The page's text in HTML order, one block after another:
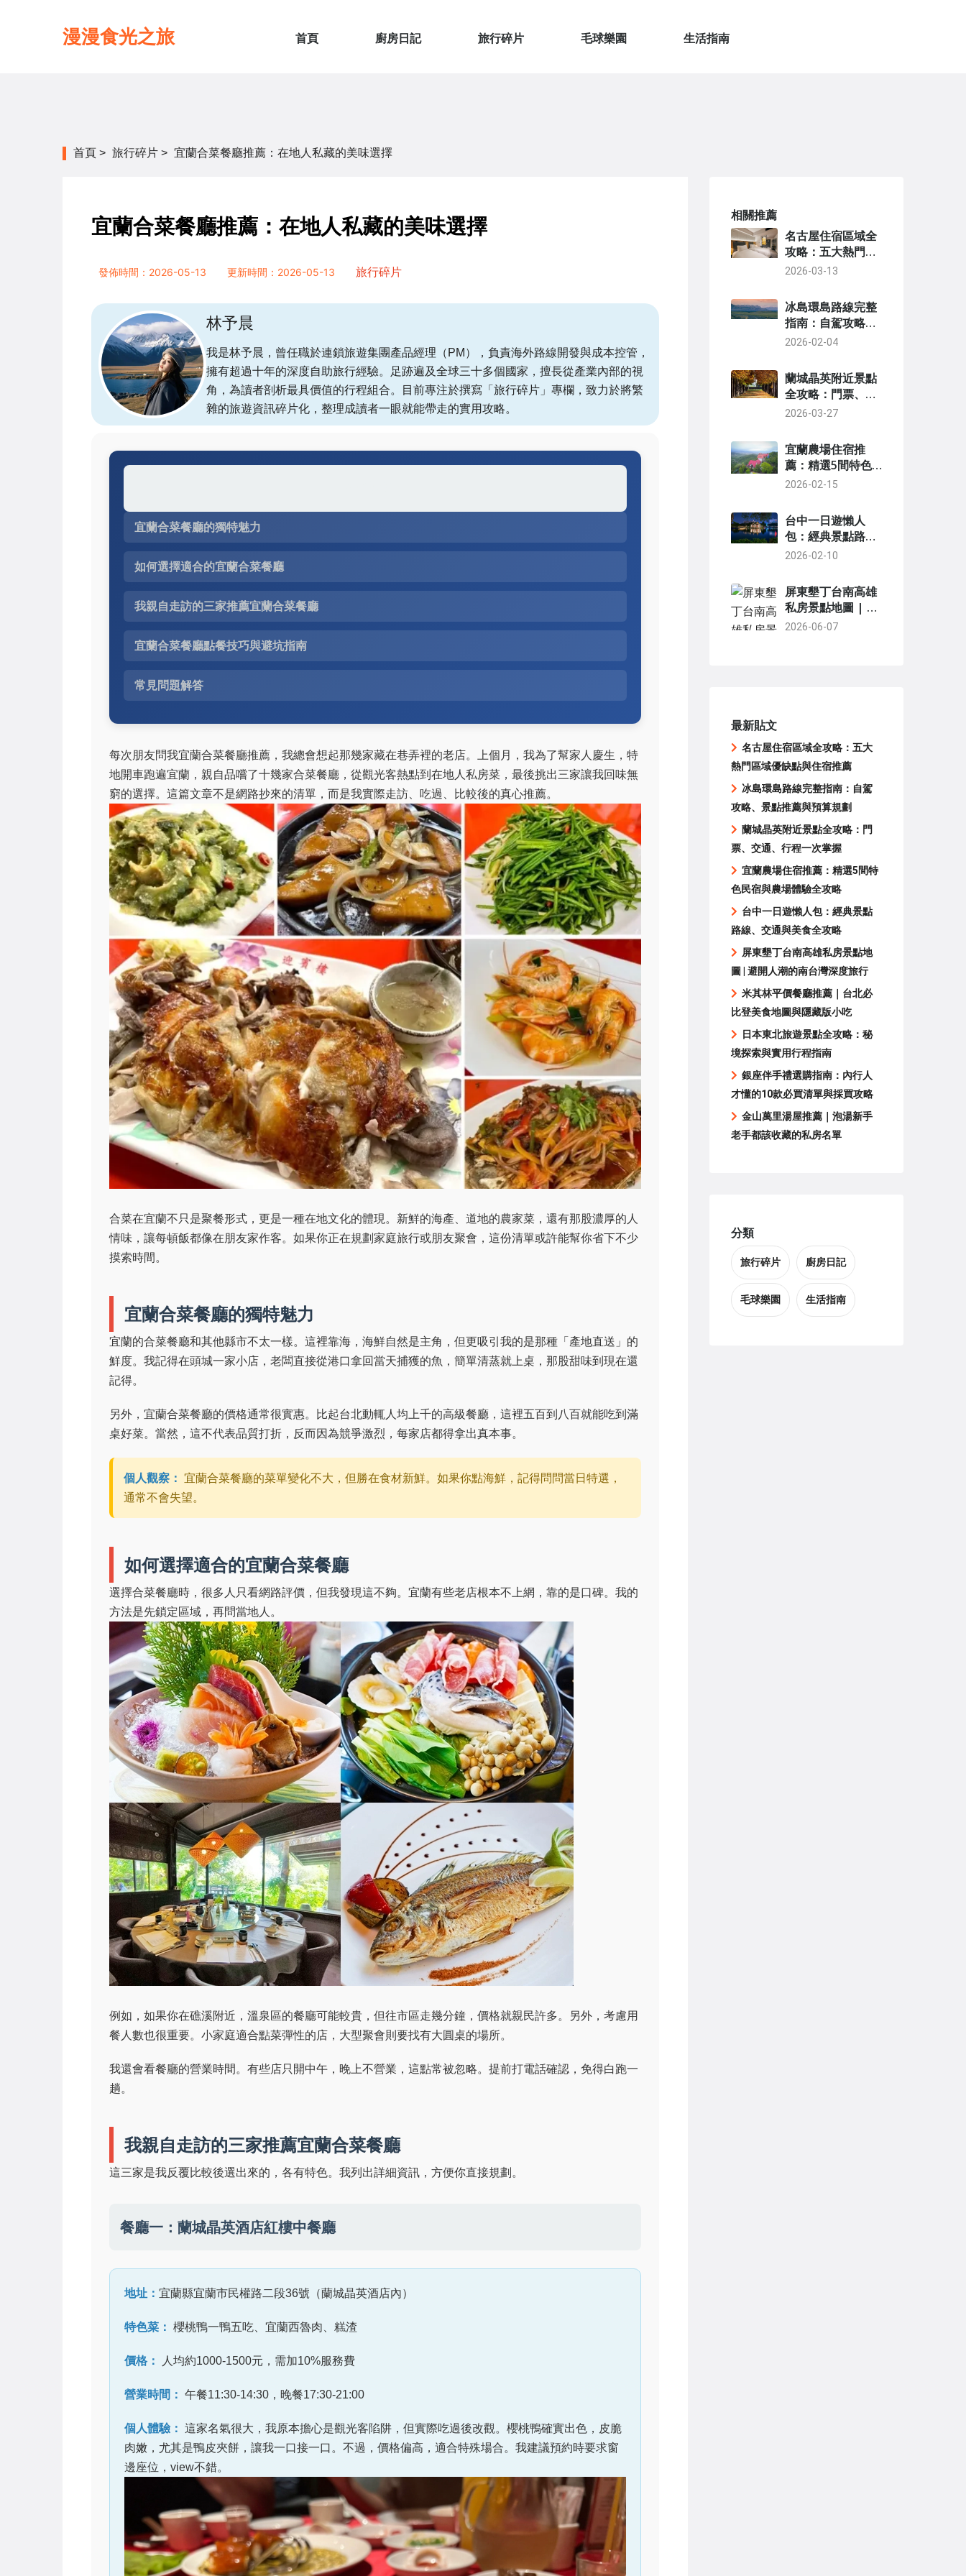
漫漫食光之旅 首頁 廚房日記 旅行碎片 毛球樂園 生活指南
首頁 > 旅行碎片 > 宜蘭合菜餐廳推薦：在地人私藏的美味選擇
宜蘭合菜餐廳推薦：在地人私藏的美味選擇
發佈時間：2026-05-13 更新時間：2026-05-13 旅行碎片
林予晨
我是林予晨，曾任職於連鎖旅遊集團產品經理（PM），負責海外路線開發與成本控管，
擁有超過十年的深度自助旅行經驗。足跡遍及全球三十多個國家，擅長從產業內部的視
角，為讀者剖析最具價值的行程組合。目前專注於撰寫「旅行碎片」專欄，致力於將繁
雜的旅遊資訊碎片化，整理成讀者一眼就能帶走的實用攻略。
宜蘭合菜餐廳的獨特魅力
如何選擇適合的宜蘭合菜餐廳
我親自走訪的三家推薦宜蘭合菜餐廳
宜蘭合菜餐廳點餐技巧與避坑指南
常見問題解答
每次朋友問我宜蘭合菜餐廳推薦，我總會想起那幾家藏在巷弄裡的老店。上個月，我為了幫家人慶生，特
地開車跑遍宜蘭，親自品嚐了十幾家合菜餐廳，從觀光客熱點到在地人私房菜，最後挑出三家讓我回味無
窮的選擇。這篇文章不是網路抄來的清單，而是我實際走訪、吃過、比較後的真心推薦。
合菜在宜蘭不只是聚餐形式，更是一種在地文化的體現。新鮮的海產、道地的農家菜，還有那股濃厚的人
情味，讓每頓飯都像在朋友家作客。如果你正在規劃家庭旅行或朋友聚會，這份清單或許能幫你省下不少
摸索時間。
宜蘭合菜餐廳的獨特魅力
宜蘭的合菜餐廳和其他縣市不太一樣。這裡靠海，海鮮自然是主角，但更吸引我的是那種「產地直送」的
鮮度。我記得在頭城一家小店，老闆直接從港口拿回當天捕獲的魚，簡單清蒸就上桌，那股甜味到現在還
記得。
另外，宜蘭合菜餐廳的價格通常很實惠。比起台北動輒人均上千的高級餐廳，這裡五百到八百就能吃到滿
桌好菜。當然，這不代表品質打折，反而因為競爭激烈，每家店都得拿出真本事。
個人觀察： 宜蘭合菜餐廳的菜單變化不大，但勝在食材新鮮。如果你點海鮮，記得問問當日特選，
通常不會失望。
如何選擇適合的宜蘭合菜餐廳
選擇合菜餐廳時，很多人只看網路評價，但我發現這不夠。宜蘭有些老店根本不上網，靠的是口碑。我的
方法是先鎖定區域，再問當地人。
例如，如果你在礁溪附近，溫泉區的餐廳可能較貴，但往市區走幾分鐘，價格就親民許多。另外，考慮用
餐人數也很重要。小家庭適合點菜彈性的店，大型聚會則要找有大圓桌的場所。
我還會看餐廳的營業時間。有些店只開中午，晚上不營業，這點常被忽略。提前打電話確認，免得白跑一
趟。
我親自走訪的三家推薦宜蘭合菜餐廳
這三家是我反覆比較後選出來的，各有特色。我列出詳細資訊，方便你直接規劃。
餐廳一：蘭城晶英酒店紅樓中餐廳
地址： 宜蘭縣宜蘭市民權路二段36號（蘭城晶英酒店內）
特色菜： 櫻桃鴨一鴨五吃、宜蘭西魯肉、糕渣
價格： 人均約1000-1500元，需加10%服務費
營業時間： 午餐11:30-14:30，晚餐17:30-21:00
個人體驗： 這家名氣很大，我原本擔心是觀光客陷阱，但實際吃過後改觀。櫻桃鴨確實出色，皮脆
肉嫩，尤其是鴨皮夾餅，讓我一口接一口。不過，價格偏高，適合特殊場合。我建議預約時要求窗
邊座位，view不錯。
相關推薦
名古屋住宿區域全
攻略：五大熱門區
域優缺點與住宿推
2026-03-13
冰島環島路線完整
指南：自駕攻略、
景點推薦與預算規
2026-02-04
蘭城晶英附近景點
全攻略：門票、交
通、行程一次掌握
2026-03-27
宜蘭農場住宿推
薦：精選5間特色
民宿與農場體驗全
2026-02-15
台中一日遊懶人
包：經典景點路
線、交通與美食全
2026-02-10
屏東墾丁台南高雄
私房景點地圖 | 避
開人潮的南台灣深
2026-06-07
最新貼文
名古屋住宿區域全攻略：五大
熱門區域優缺點與住宿推薦
冰島環島路線完整指南：自駕
攻略、景點推薦與預算規劃
蘭城晶英附近景點全攻略：門
票、交通、行程一次掌握
宜蘭農場住宿推薦：精選5間特
色民宿與農場體驗全攻略
台中一日遊懶人包：經典景點
路線、交通與美食全攻略
屏東墾丁台南高雄私房景點地
圖 | 避開人潮的南台灣深度旅行
米其林平價餐廳推薦｜台北必
比登美食地圖與隱藏版小吃
日本東北旅遊景點全攻略：秘
境探索與實用行程指南
銀座伴手禮選購指南：內行人
才懂的10款必買清單與採買攻略
金山萬里湯屋推薦｜泡湯新手
老手都該收藏的私房名單
分類
旅行碎片 廚房日記
毛球樂園 生活指南